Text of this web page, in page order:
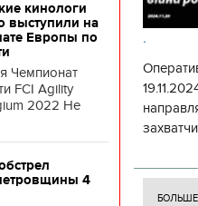
кинологи
выступили на
Европы по
Чемпионат
FCI Agility
2022 Не
4
.
боевых